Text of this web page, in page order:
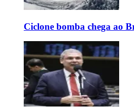
Ciclone bomba chega ao